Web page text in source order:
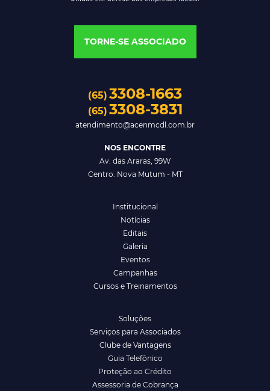
TORNE-SE ASSOCIADO
(65) 3308-1663
(65) 3308-3831
atendimento@acenmcdl.com.br
NOS ENCONTRE
Av. das Araras, 99W
Centro. Nova Mutum - MT
Institucional
Notícias
Editais
Galeria
Eventos
Campanhas
Cursos e Treinamentos
Soluções
Serviços para Associados
Clube de Vantagens
Guia Telefônico
Proteção ao Crédito
Assessoria de Cobrança